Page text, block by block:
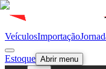
VeículosImportação
Estoque Abrir menu